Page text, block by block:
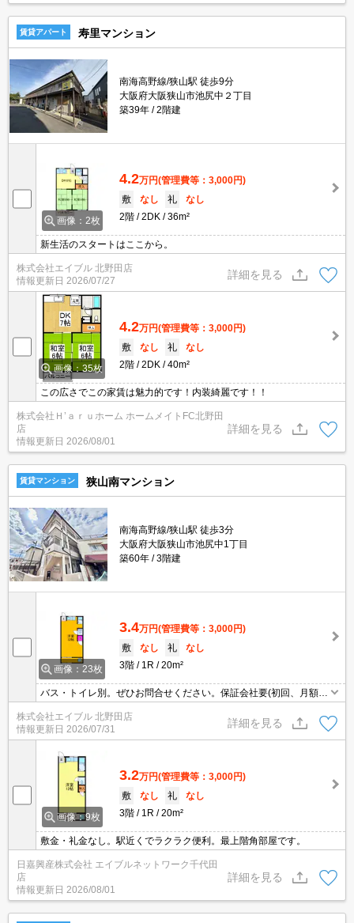
賃貸アパート 寿里マンション
南海高野線/狭山駅 徒歩9分
大阪府大阪狭山市池尻中２丁目
築39年
2階建
画像：2枚
4.2万円(管理費等：3,000円)
敷
なし 礼
なし
2階
2DK 36m²
新生活のスタートはここから。
株式会社エイブル 北野田店
情報更新日 2026/07/27
詳細を見る
画像：35枚
4.2万円(管理費等：3,000円)
敷
なし 礼
なし
2階
2DK 40m²
この広さでこの家賃は魅力的です！内装綺麗です！！
株式会社Ｈ’ａｒｕホーム ホームメイトFC北野田
店
情報更新日 2026/08/01
詳細を見る
賃貸マンション 狭山南マンション
南海高野線/狭山駅 徒歩3分
大阪府大阪狭山市池尻中1丁目
築60年
3階建
画像：23枚
3.4万円(管理費等：3,000円)
敷
なし 礼
なし
3階
1R 20m²
バス・トイレ別。ぜひお問合せください。保証会社要(初回、月額総
賃料の100%、更新料1.2万円/年)。
株式会社エイブル 北野田店
情報更新日 2026/07/31
詳細を見る
画像：9枚
3.2万円(管理費等：3,000円)
敷
なし 礼
なし
3階
1R 20m²
敷金・礼金なし。駅近くでラクラク便利。最上階角部屋です。
日嘉興産株式会社 エイブルネットワーク千代田
店
情報更新日 2026/08/01
詳細を見る